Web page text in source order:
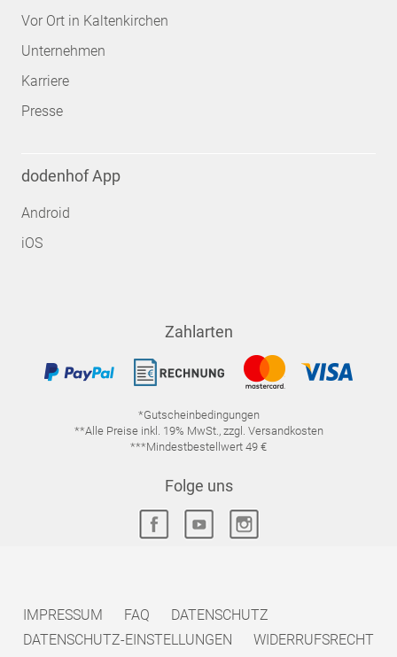
Vor Ort in Kaltenkirchen
Unternehmen
Karriere
Presse
dodenhof App
Android
iOS
Zahlarten
*Gutscheinbedingungen
**Alle Preise inkl. 19% MwSt., zzgl. Versandkosten
***Mindestbestellwert 49 €
Folge uns
IMPRESSUM FAQ
DATENSCHUTZ
DATENSCHUTZ-EINSTELLUNGEN
WIDERRUFSRECHT